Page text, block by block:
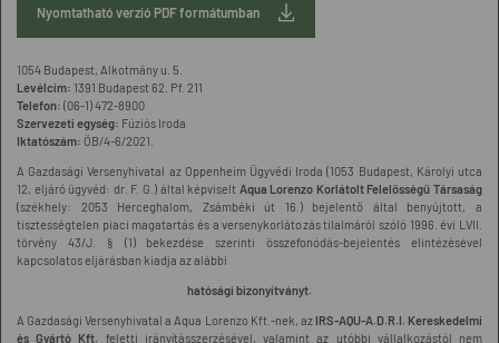
Nyomtatható verzió PDF formátumban
1054 Budapest, Alkotmány u. 5.
Levélcím: 1391 Budapest 62. Pf. 211
Telefon: (06-1) 472-8900
Szervezeti egység: Fúziós Iroda
Iktatószám: ÖB/4-6/2021.
A Gazdasági Versenyhivatal az Oppenheim Ügyvédi Iroda (1053 Budapest, Károlyi utca
12, eljáró ügyvéd: dr. F. G.) által képviselt Aqua Lorenzo Korlátolt Felelősségű Társaság
(székhely: 2053 Herceghalom, Zsámbéki út 16.) bejelentő által benyújtott, a
tisztességtelen piaci magatartás és a versenykorlátozás tilalmáról szóló 1996. évi LVII.
törvény 43/J. § (1) bekezdése szerinti összefonódás-bejelentés elintézésével
kapcsolatos eljárásban kiadja az alábbi
hatósági bizonyítványt.
A Gazdasági Versenyhivatal a Aqua Lorenzo Kft.-nek, az IRS-AQU-A.D.R.I. Kereskedelmi
és Gyártó Kft.
feletti irányításszerzésével, valamint az utóbbi vállalkozástól nem